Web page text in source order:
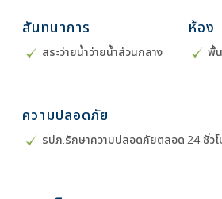
สันทนาการ
สระว่ายน้ำว่ายน้ำส่วนกลาง
ห้อง
พื้
ความปลอดภัย
รปภ.รักษาความปลอดภัยตลอด 24 ชั่วโ